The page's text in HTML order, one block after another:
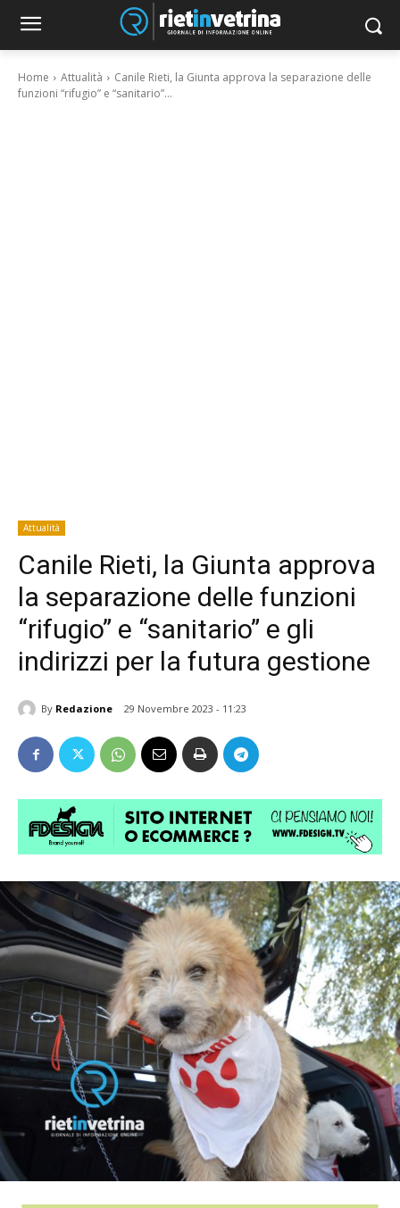
Home Attualità
Canile Rieti, la Giunta approva la separazione delle
funzioni “rifugio” e “sanitario”...
Attualità
Canile Rieti, la Giunta approva
la separazione delle funzioni
“rifugio” e “sanitario” e gli
indirizzi per la futura gestione
By Redazione 29 Novembre 2023 - 11:23